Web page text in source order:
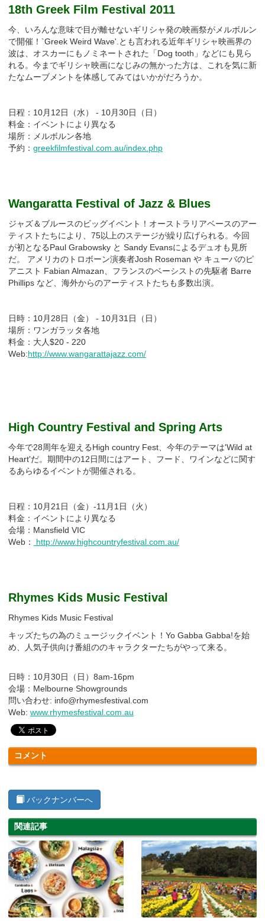
18th Greek Film Festival 2011
今、いろんな意味で目が離せないギリシャ発の映画祭がメルボルン
で開催！`Greek Weird Wave'.とも言われる近年ギリシャ映画界の
波は、オスカーにもノミネートされた「Dog tooth」などにも見ら
れる。今までギリシャ映画になじみの無かった方は、これを気に新
たなムーブメントを体感してみてはいかがだろうか。
日程：10月12日（水） - 10月30日（日）
料金：イベントにより異なる
場所：メルボルン各地
予約： greekfilmfestival.com.au/index.php
Wangaratta Festival of Jazz & Blues
ジャズ＆ブルースのビッグイベント！オーストラリアベースのアー
ティストたちにより、75以上のステージが繰り広げられる。今回
が初となるPaul Grabowsky と Sandy Evansによるデュオも見所
だ。 アメリカのトロボーン演奏者Josh Roseman や キューバのピ
アニスト Fabian Almazan、フランスのベーシストの先駆者 Barre
Phillips など、海外からのアーティストたちも多数出演。
日時：10月28日（金） - 10月31日（日）
場所：ワンガラッタ各地
料金：大人$20 - 220
Web:http://www.wangarattajazz.com/
High Country Festival and Spring Arts
今年で28周年を迎えるHigh country Fest、今年のテーマは'Wild at
Heart'だ。期間中の12日間にはアート、フード、ワインなどに関す
るあらゆるイベントが開催される。
日程：10月21日（金）-11月1日（火）
料金：イベントにより異なる
会場：Mansfield VIC
Web：
http://www.highcountryfestival.com.au/
Rhymes Kids Music Festival
Rhymes Kids Music Festival
キッズたちの為のミュージックイベント！Yo Gabba Gabba!を始
め、人気子供向け番組ののキャラクターたちがやって来る。
日時：10月30日（日）8am-16pm
会場：Melbourne Showgrounds
問い合わせ: info@rhymesfestival.com
Web: www.rhymesfestival.com.au
コメント
バックナンバーへ
関連記事